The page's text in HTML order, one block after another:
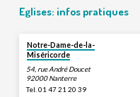
Eglises: infos pratiques
Notre-Dame-de-la-
Miséricorde
54, rue André Doucet
92000 Nanterre
Tel. 01 47 21 20 39